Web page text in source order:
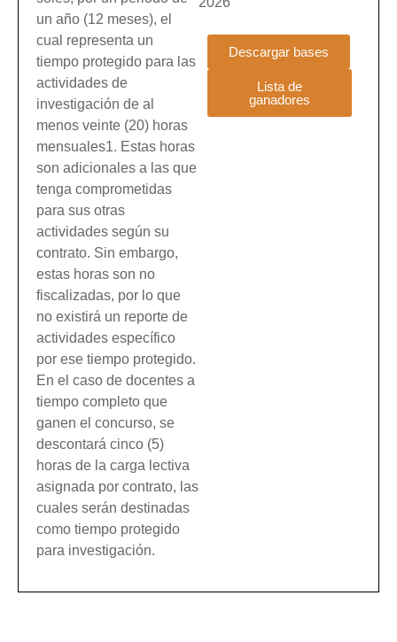
un año (12 meses), el
cual representa un
tiempo protegido para las
actividades de
investigación de al
menos veinte (20) horas
mensuales1. Estas horas
son adicionales a las que
tenga comprometidas
para sus otras
actividades según su
contrato. Sin embargo,
estas horas son no
fiscalizadas, por lo que
no existirá un reporte de
actividades específico
por ese tiempo protegido.
En el caso de docentes a
tiempo completo que
ganen el concurso, se
descontará cinco (5)
horas de la carga lectiva
asignada por contrato, las
cuales serán destinadas
como tiempo protegido
para investigación.
Descargar bases
Lista de
ganadores